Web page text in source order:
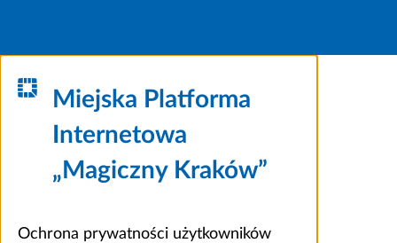
Miejska Platforma
Internetowa
„Magiczny Kraków”
Ochrona prywatności użytkowników